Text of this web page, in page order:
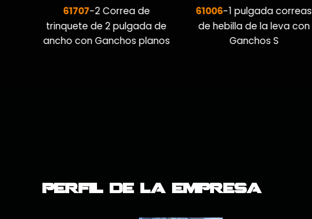
61707-2 Correa de
trinquete de 2 pulgada de
ancho con Ganchos planos
61006-1 pulgada correas
de hebilla de la leva con
Ganchos S
Perfil de la empresa